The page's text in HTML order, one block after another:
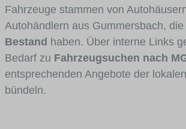
Fahrzeuge stammen von
Autohändlern aus Gummersbach, die
Bestand haben. Über interne Links
Bedarf zu Fahrzeugsuchen nach
entsprechenden Angebote der
bündeln.